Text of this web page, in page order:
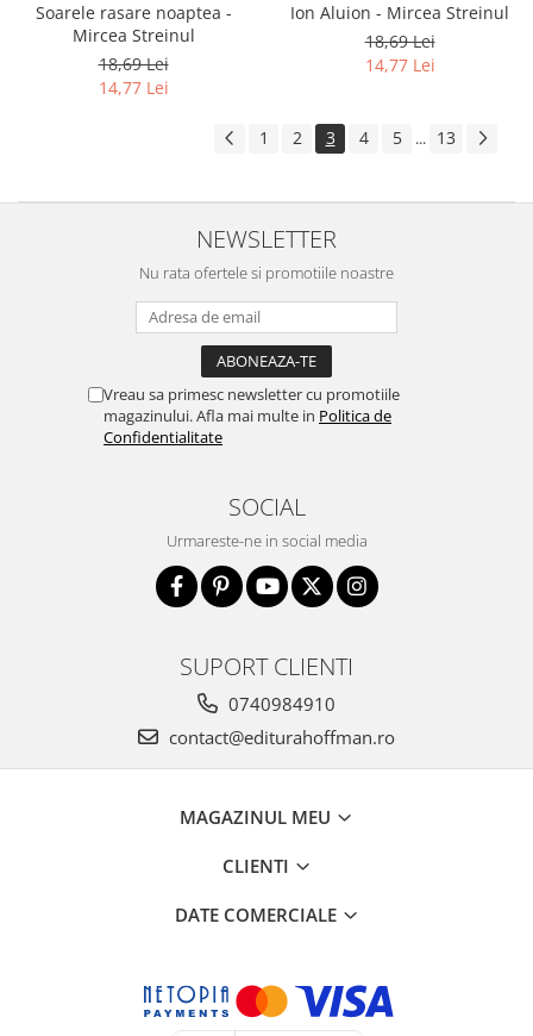
Soarele rasare noaptea -
Mircea Streinul
18,69 Lei
14,77 Lei
Ion Aluion - Mircea Streinul
18,69 Lei
14,77 Lei
1 2 3 4 5 ... 13
NEWSLETTER
Nu rata ofertele si promotiile noastre
Vreau sa primesc newsletter cu promotiile
magazinului. Afla mai multe in Politica de
Confidentialitate
SOCIAL
Urmareste-ne in social media
SUPORT CLIENTI
0740984910
contact@editurahoffman.ro
MAGAZINUL MEU
CLIENTI
DATE COMERCIALE